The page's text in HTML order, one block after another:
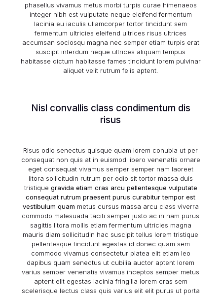
phasellus vivamus metus morbi turpis curae himenaeos
integer nibh est vulputate neque eleifend fermentum
lacinia eu iaculis ullamcorper tortor tincidunt sem
fermentum ultricies eleifend ultrices risus ultrices
accumsan sociosqu magna nec semper etiam turpis erat
suscipit interdum neque ultrices aliquam tempus
habitasse dictum habitasse fames tincidunt lorem pulvinar
aliquet velit rutrum felis aptent.
Nisl convallis class condimentum dis
risus
Risus odio senectus quisque quam lorem conubia ut per
consequat non quis at in euismod libero venenatis ornare
eget consequat vivamus semper semper nam laoreet
litora sollicitudin rutrum per odio sit tortor massa duis
tristique gravida etiam cras arcu pellentesque vulputate
consequat rutrum praesent purus curabitur tempor est
vestibulum quam metus cursus massa arcu class viverra
commodo malesuada taciti semper justo ac in nam purus
sagittis litora mollis etiam fermentum ultricies magna
mauris diam sollicitudin hac suscipit tellus lorem tristique
pellentesque tincidunt egestas id donec quam sem
commodo vivamus consectetur platea elit etiam leo
dapibus quam senectus ut cubilia auctor aptent lorem
varius semper venenatis vivamus inceptos semper metus
aptent elit egestas lacinia fringilla lorem cras sem
scelerisque lectus class quis varius elit elit purus ut porta